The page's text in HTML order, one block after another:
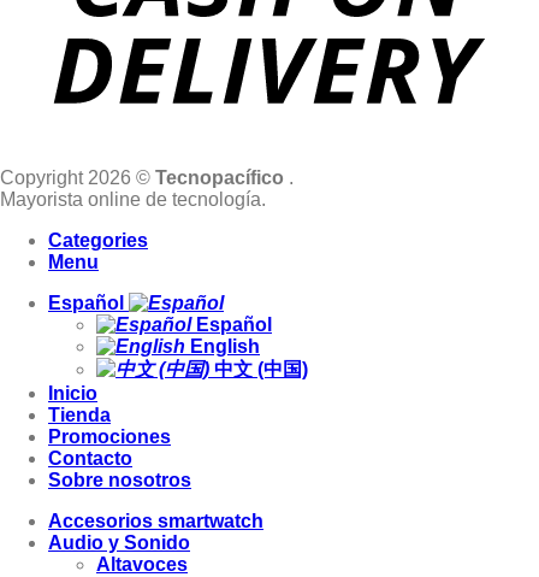
Copyright 2026 © Tecnopacífico .
Mayorista online de tecnología.
Categories
Menu
Español
Español
English
中文 (中国)
Inicio
Tienda
Promociones
Contacto
Sobre nosotros
Accesorios smartwatch
Audio y Sonido
Altavoces